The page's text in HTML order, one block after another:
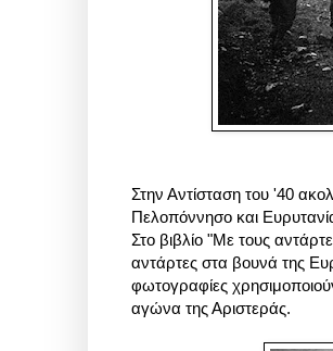
Στην Αντίσταση του '40
Πελοπόννησο και
Στο βιβλίο "Με τους
αντάρτες στα βουνά της
φωτογραφίες
αγώνα της Αριστεράς.